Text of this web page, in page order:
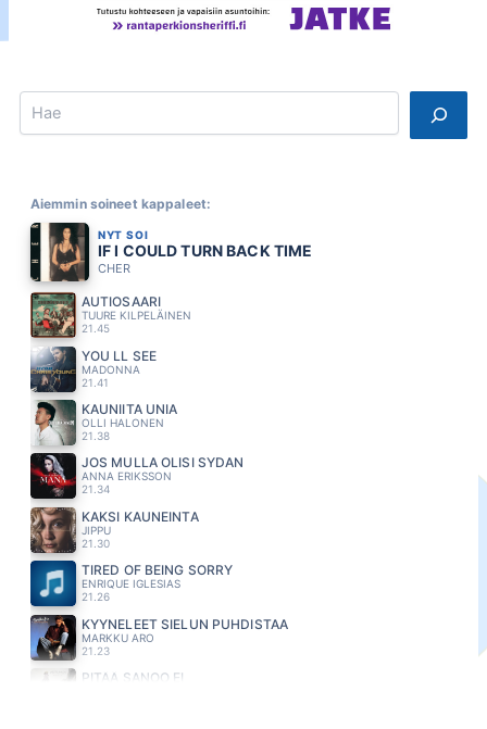
Search
Aiemmin soineet kappaleet:
NYT SOI
IF I COULD TURN BACK TIME
CHER
AUTIOSAARI
TUURE KILPELÄINEN
21.45
YOU LL SEE
MADONNA
21.41
KAUNIITA UNIA
OLLI HALONEN
21.38
JOS MULLA OLISI SYDAN
ANNA ERIKSSON
21.34
KAKSI KAUNEINTA
JIPPU
21.30
TIRED OF BEING SORRY
ENRIQUE IGLESIAS
21.26
KYYNELEET SIELUN PUHDISTAA
MARKKU ARO
21.23
PITÄÄ SANOO EI